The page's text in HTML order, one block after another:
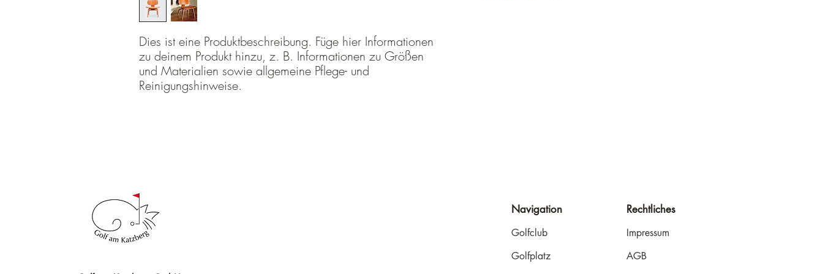
Dies ist eine Produktbeschreibung. Füge hier Informationen
zu deinem Produkt hinzu, z. B. Informationen zu Größen
und Materialien sowie allgemeine Pflege- und
Reinigungshinweise.
Navigation
Golfclub
Golfplatz
Rechtliches
Impressum
AGB